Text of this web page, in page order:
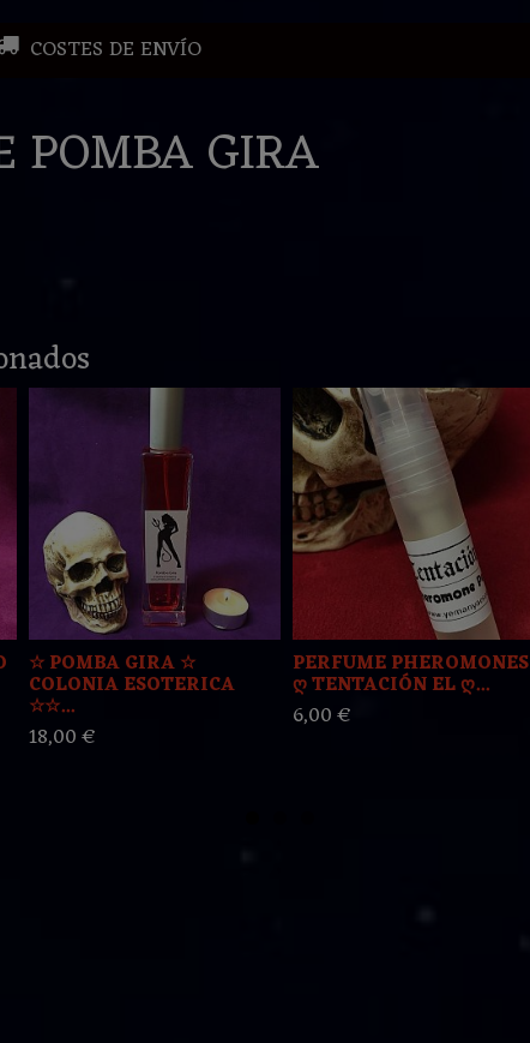
COSTES DE ENVÍO
POMBA GIRA
☆ POMBA GIRA ☆
COLONIA ESOTERICA
☆☆...
18,00 €
PERFUME PHEROMONES
ღ TENTACIÓN EL ღ...
6,00 €